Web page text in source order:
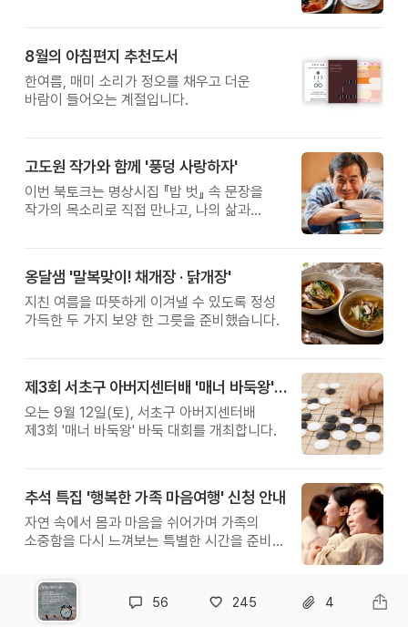
받은 이계호 교수와 함께하는 태초먹거리
황금변 캠프
8월의 아침편지 추천도서
한여름, 매미 소리가 정오를 채우고 더운
바람이 들어오는 계절입니다.
고도원 작가와 함께 '풍덩 사랑하자'
이번 북토크는 명상시집 『밥 벗』 속 문장을
작가의 목소리로 직접 만나고, 나의 삶과
옹달샘 '말복맞이! 채개장 · 닭개장'
지친 여름을 따뜻하게 이겨낼 수 있도록 정성
가득한 두 가지 보양 한 그릇을 준비했습니다.
제3회 서초구 아버지센터배 '매너 바둑왕' 대회
오는 9월 12일(토), 서초구 아버지센터배
제3회 '매너 바둑왕' 바둑 대회를 개최합니다.
추석 특집 '행복한 가족 마음여행' 신청 안내
자연 속에서 몸과 마음을 쉬어가며 가족의
소중함을 다시 느껴보는 특별한 시간을 준비해
56 245 4